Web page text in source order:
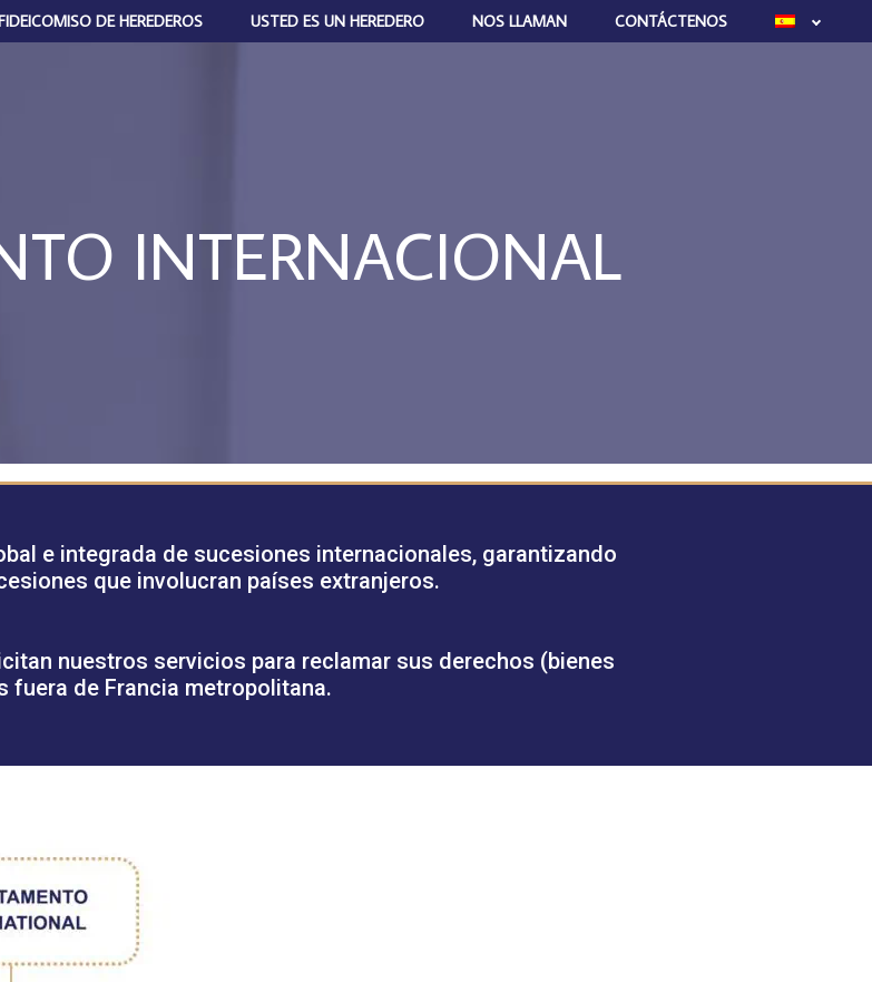
DE HEREDEROS USTED ES UN HEREDERO NOS LLAMAN CONTÁCTENOS
INTERNACIONAL
e integrada de sucesiones internacionales, garantizando
que involucran países extranjeros.
nuestros servicios para reclamar sus derechos (bienes
fuera de Francia metropolitana.